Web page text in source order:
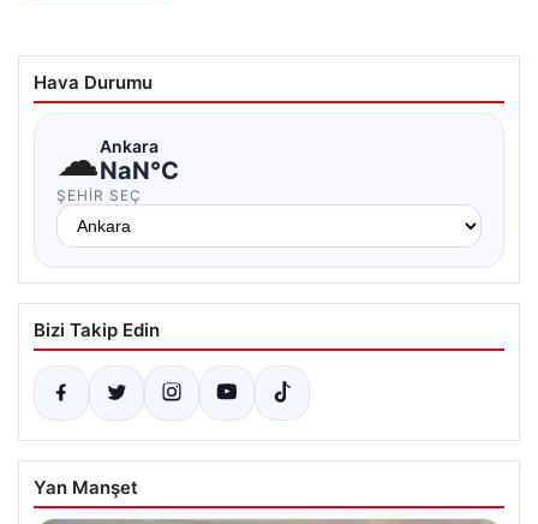
Hava Durumu
☁Ankara
NaN°C
ŞEHIR SEÇ
Bizi Takip Edin
Yan Manşet